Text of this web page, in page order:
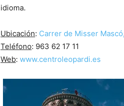
idioma.
Ubicación: Carrer de Misser
Teléfono: 963 62 17 11
Web: www.centroleopardi.es